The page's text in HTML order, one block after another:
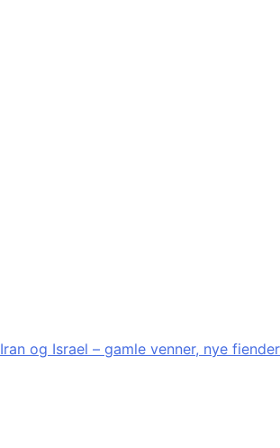
Iran og Israel – gamle venner, nye fiender